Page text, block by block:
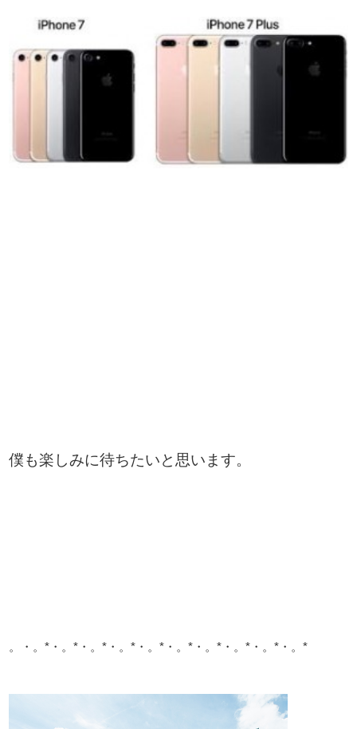
僕も楽しみに待ちたいと思います。
。・。*・。*・。*・。*・。*・。*・。*・。*・。*・。*